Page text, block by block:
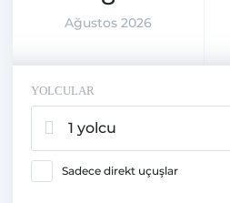
Ağustos 2026
YOLCULAR
1 yolcu
Sadece direkt uçuşlar